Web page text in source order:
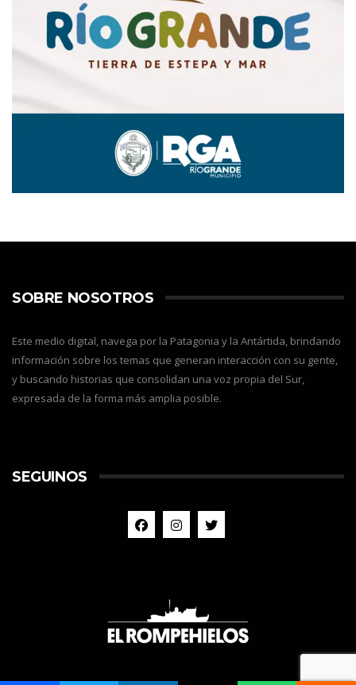
SOBRE NOSOTROS
Este medio digital, navega por la Patagonia y la Antártida, brindando
información sobre los temas que generan interacción con su gente,
y buscando historias que consolidan una voz propia del Sur,
expresada de la forma más amplia posible.
SEGUINOS